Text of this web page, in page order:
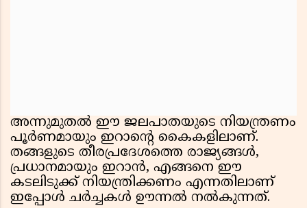
അന്നുമുതൽ ഈ ജലപാതയുടെ നിയന്ത്രണം
പൂർണമായും ഇറാൻ്റെ കൈകളിലാണ്.
തങ്ങളുടെ തീരപ്രദേശത്തെ രാജ്യങ്ങൾ,
പ്രധാനമായും ഇറാൻ, എങ്ങനെ ഈ
കടലിടുക്ക് നിയന്ത്രിക്കണം എന്നതിലാണ്
ഇപ്പോൾ ചർച്ചകൾ ഊന്നൽ നൽകുന്നത്.